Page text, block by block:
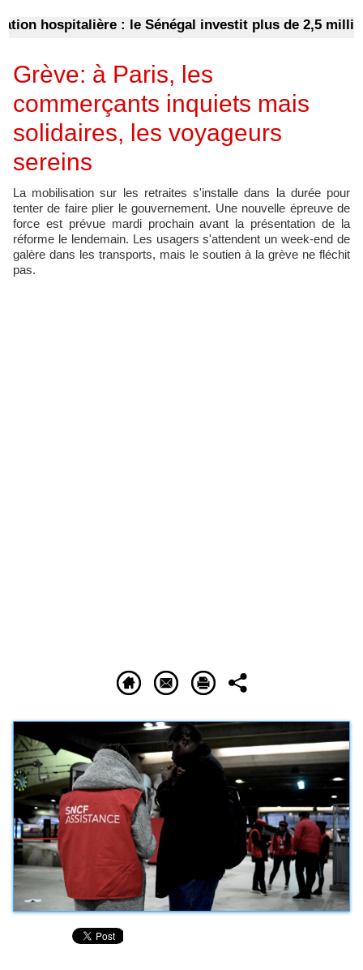
hospitalière : le Sénégal investit plus de 2,5 milliards
Grève: à Paris, les
commerçants inquiets mais
solidaires, les voyageurs
sereins
​La mobilisation sur les retraites s'installe dans la durée pour
tenter de faire plier le gouvernement. Une nouvelle épreuve de
force est prévue mardi prochain avant la présentation de la
réforme le lendemain. Les usagers s'attendent un week-end de
galère dans les transports, mais le soutien à la grève ne fléchit
pas.